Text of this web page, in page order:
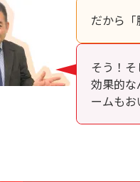
だから「
そう！
効果的
ームもお